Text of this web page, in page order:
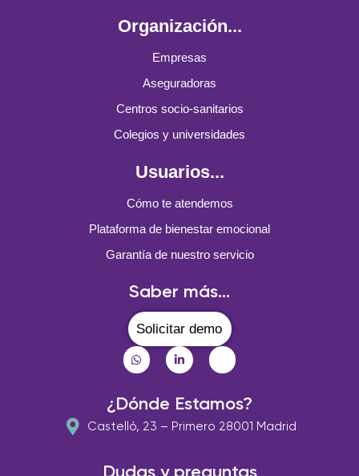
Organización...
Empresas
Aseguradoras
Centros socio-sanitarios
Colegios y universidades
Usuarios...
Cómo te atendemos
Plataforma de bienestar emocional
Garantía de nuestro servicio
Saber más...
Solicitar demo
¿Dónde Estamos?
Castelló, 23 – Primero 28001 Madrid
Dudas y preguntas